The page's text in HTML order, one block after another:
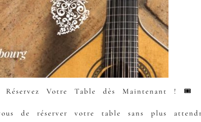
Votre Table dès Maintenant ! 🎟
de réserver votre table sans plus